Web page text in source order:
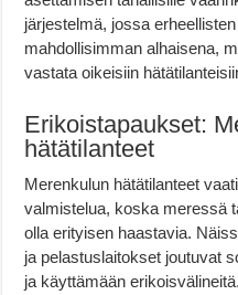
järjestelmä, jossa
mahdollisimman alhaisena,
vastata oikeisiin
Erikoistapaukset:
hätätilanteet
Merenkulun hätätilanteet
valmistelua, koska meressä
olla erityisen haastavia.
ja pelastuslaitokset joutuvat
ja käyttämään